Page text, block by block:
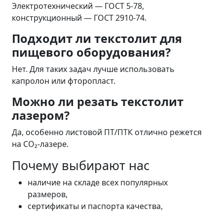
Электротехнический — ГОСТ 5-78,
конструкционный — ГОСТ 2910-74.
Подходит ли текстолит для
пищевого оборудования?
Нет. Для таких задач лучше использовать
капролон или фторопласт.
Можно ли резать текстолит
лазером?
Да, особенно листовой ПТ/ПТК отлично режется
на CO₂-лазере.
Почему выбирают нас
наличие на складе всех популярных
размеров,
сертификаты и паспорта качества,